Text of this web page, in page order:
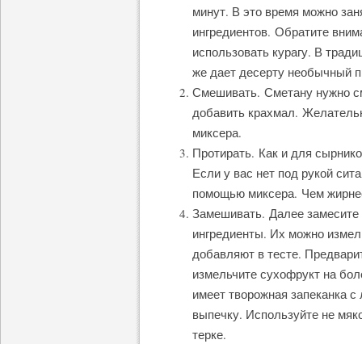
минут. В это время можно
ингредиентов. Обратите
использовать курагу. В
же дает десерту необычный
Смешивать. Сметану нужно
добавить крахмал.
миксера.
Протирать. Как и для
Если у вас нет под рукой
помощью миксера. Чем
Замешивать. Далее замесите
ингредиенты. Их можно
добавляют в тесте.
измельчите сухофрукт на
имеет творожная запеканка
выпечку. Используйте не
терке.